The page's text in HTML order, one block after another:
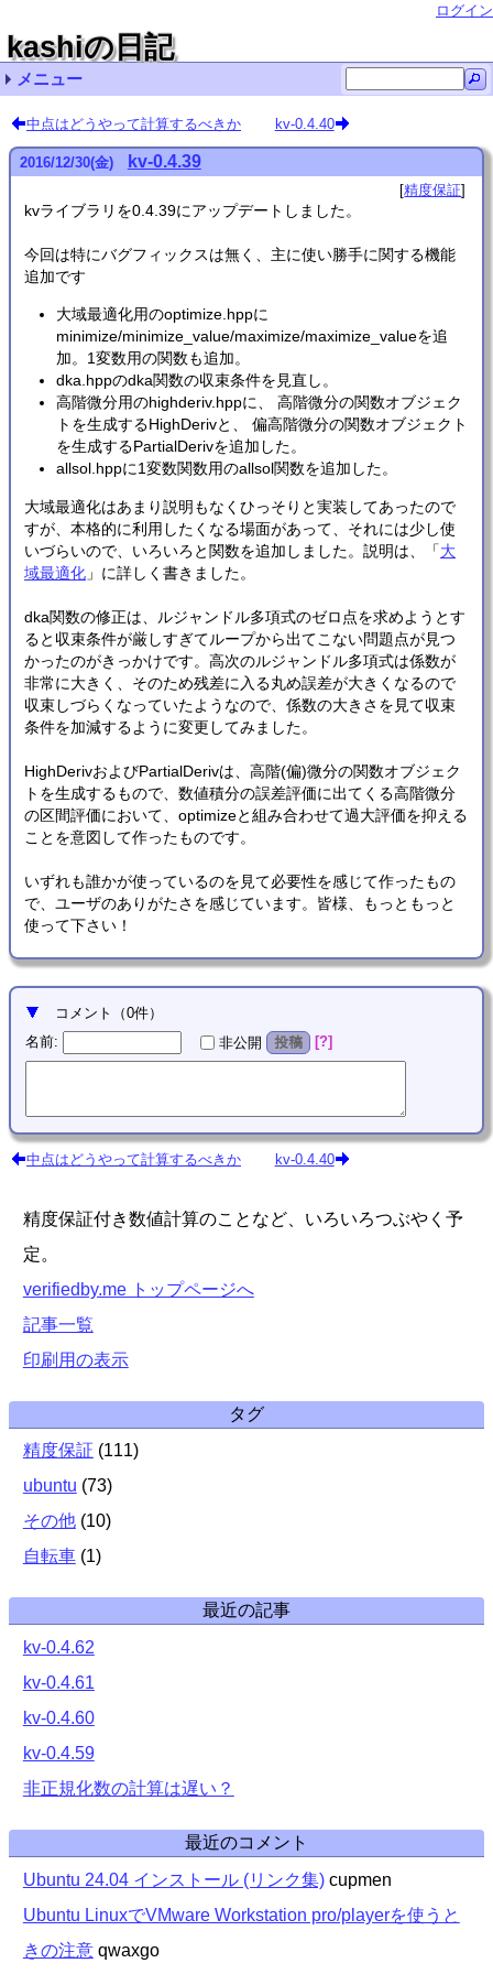
ログイン
kashiの日記
メニュー
最近の記事一覧
kv-0.4.62
kv-0.4.61
kv-0.4.60
kv-0.4.59
非正規化数の計算は遅い？
最近のコメント一覧
Ubuntu 24.04 インストール (リンク集) cupmen
Ubuntu LinuxでVMware Workstation pro/playerを
使うときの注意 qwaxgo
Ubuntu 20.04 インストール (8) Kuni
Ubuntu 20.04のBLAS (dgemm) をベンチマーク 名無
し
Ubuntu LinuxでVMware Workstation pro/playerを
使うときの注意 chmick
タグリスト
精度保証 (111)
ubuntu (73)
その他 (10)
自転車 (1)
中点はどうやって計算するべきか kv-0.4.40
2016/12/30(金) kv-0.4.39
精度保証
kvライブラリを0.4.39にアップデートしました。
今回は特にバグフィックスは無く、主に使い勝手に関する機能
追加です
大域最適化用のoptimize.hppに
minimize/minimize_value/maximize/maximize_valueを追
加。1変数用の関数も追加。
dka.hppのdka関数の収束条件を見直し。
高階微分用のhighderiv.hppに、 高階微分の関数オブジェク
トを生成するHighDerivと、 偏高階微分の関数オブジェクト
を生成するPartialDerivを追加した。
allsol.hppに1変数関数用のallsol関数を追加した。
大域最適化はあまり説明もなくひっそりと実装してあったので
すが、本格的に利用したくなる場面があって、それには少し使
いづらいので、いろいろと関数を追加しました。説明は、「大
域最適化 」に詳しく書きました。
dka関数の修正は、ルジャンドル多項式のゼロ点を求めようとす
ると収束条件が厳しすぎてループから出てこない問題点が見つ
かったのがきっかけです。高次のルジャンドル多項式は係数が
非常に大きく、そのため残差に入る丸め誤差が大きくなるので
収束しづらくなっていたようなので、係数の大きさを見て収束
条件を加減するように変更してみました。
HighDerivおよびPartialDerivは、高階(偏)微分の関数オブジェク
トを生成するもので、数値積分の誤差評価に出てくる高階微分
の区間評価において、optimizeと組み合わせて過大評価を抑える
ことを意図して作ったものです。
いずれも誰かが使っているのを見て必要性を感じて作ったもの
で、ユーザのありがたさを感じています。皆様、もっともっと
使って下さい！
コメント （0件）
名前: 非公開 投稿 ?
中点はどうやって計算するべきか kv-0.4.40
精度保証付き数値計算のことなど、いろいろつぶやく予
定。
verifiedby.me トップページへ
記事一覧
印刷用の表示
タグ
精度保証 (111)
ubuntu (73)
その他 (10)
自転車 (1)
最近の記事
kv-0.4.62
kv-0.4.61
kv-0.4.60
kv-0.4.59
非正規化数の計算は遅い？
最近のコメント
Ubuntu 24.04 インストール (リンク集) cupmen
Ubuntu LinuxでVMware Workstation pro/playerを使うと
きの注意 qwaxgo